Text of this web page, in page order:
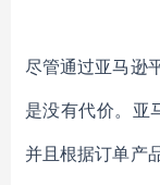
尽管通过亚马逊
是没有代价。亚
并且根据订单产